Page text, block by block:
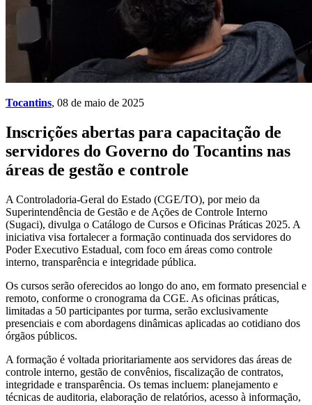
Tocantins, 08 de maio de 2025
Inscrições abertas para capacitação de
servidores do Governo do Tocantins nas
áreas de gestão e controle
A Controladoria-Geral do Estado (CGE/TO), por meio da
Superintendência de Gestão e de Ações de Controle Interno
(Sugaci), divulga o Catálogo de Cursos e Oficinas Práticas 2025. A
iniciativa visa fortalecer a formação continuada dos servidores do
Poder Executivo Estadual, com foco em áreas como controle
interno, transparência e integridade pública.
Os cursos serão oferecidos ao longo do ano, em formato presencial e
remoto, conforme o cronograma da CGE. As oficinas práticas,
limitadas a 50 participantes por turma, serão exclusivamente
presenciais e com abordagens dinâmicas aplicadas ao cotidiano dos
órgãos públicos.
A formação é voltada prioritariamente aos servidores das áreas de
controle interno, gestão de convênios, fiscalização de contratos,
integridade e transparência. Os temas incluem: planejamento e
técnicas de auditoria, elaboração de relatórios, acesso à informação,